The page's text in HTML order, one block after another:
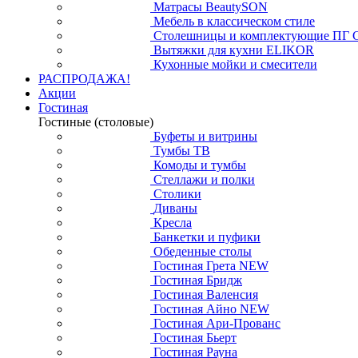
Матрасы BeautySON
Мебель в классическом стиле
Столешницы и комплектующие ПГ
Вытяжки для кухни ELIKOR
Кухонные мойки и смесители
РАСПРОДАЖА!
Акции
Гостиная
Гостиные (столовые)
Буфеты и витрины
Тумбы ТВ
Комоды и тумбы
Стеллажи и полки
Столики
Диваны
Кресла
Банкетки и пуфики
Обеденные столы
Гостиная Грета NEW
Гостиная Бридж
Гостиная Валенсия
Гостиная Айно NEW
Гостиная Ари-Прованс
Гостиная Бьерт
Гостиная Рауна